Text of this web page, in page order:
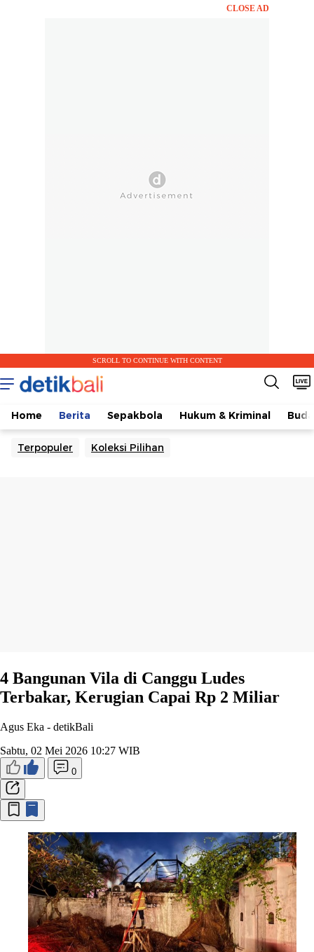
CLOSE AD
SCROLL TO CONTINUE WITH CONTENT
Home Berita Sepakbola Hukum & Kriminal
Terpopuler Koleksi Pilihan
4 Bangunan Vila di Canggu Ludes
Terbakar, Kerugian Capai Rp 2 Miliar
Agus Eka - detikBali
Sabtu, 02 Mei 2026 10:27 WIB
0